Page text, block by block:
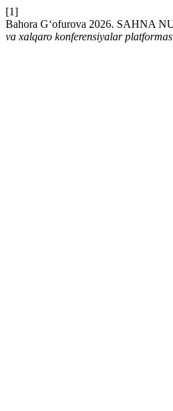
[1]
Bahora G‘ofurova 2026.
va xalqaro konferensiyalar